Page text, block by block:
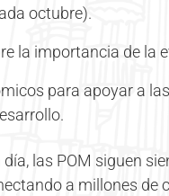
octubre).
la importancia de la
para apoyar a
día, las POM siguen
a millones